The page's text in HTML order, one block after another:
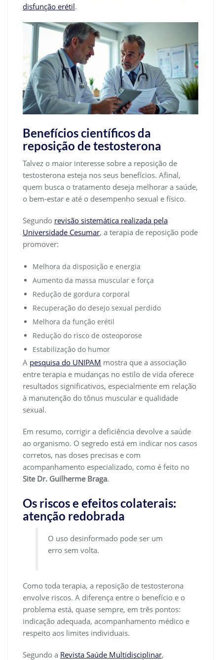
disfunção erétil.
Benefícios científicos da
reposição de testosterona
Talvez o maior interesse sobre a reposição de
testosterona esteja nos seus benefícios. Afinal,
quem busca o tratamento deseja melhorar a saúde,
o bem-estar e até o desempenho sexual e físico.
Segundo revisão sistemática realizada pela
Universidade Cesumar, a terapia de reposição pode
promover:
Melhora da disposição e energia
Aumento da massa muscular e força
Redução de gordura corporal
Recuperação do desejo sexual perdido
Melhora da função erétil
Redução do risco de osteoporose
Estabilização do humor
A pesquisa do UNIPAM mostra que a associação
entre terapia e mudanças no estilo de vida oferece
resultados significativos, especialmente em relação
à manutenção do tônus muscular e qualidade
sexual.
Em resumo, corrigir a deficiência devolve a saúde
ao organismo. O segredo está em indicar nos casos
corretos, nas doses precisas e com
acompanhamento especializado, como é feito no
Site Dr. Guilherme Braga.
Os riscos e efeitos colaterais:
atenção redobrada
O uso desinformado pode ser um
erro sem volta.
Como toda terapia, a reposição de testosterona
envolve riscos. A diferença entre o benefício e o
problema está, quase sempre, em três pontos:
indicação adequada, acompanhamento médico e
respeito aos limites individuais.
Segundo a Revista Saúde Multidisciplinar,